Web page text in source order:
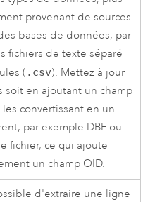
provenant de sources
bases de données, par
fichiers de texte séparé
( .csv). Mettez à jour
soit en ajoutant un champ
convertissant en un
par exemple DBF ou
fichier, ce qui ajoute
un champ OID.
d'extraire une ligne